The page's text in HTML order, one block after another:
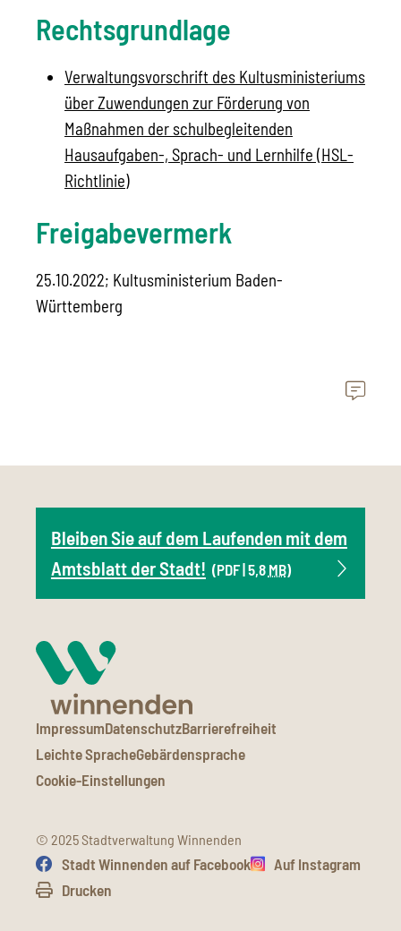
Rechtsgrundlage
Verwaltungsvorschrift des Kultusministeriums
über Zuwendungen zur Förderung von
Maßnahmen der schulbegleitenden
Hausaufgaben-, Sprach- und Lernhilfe (HSL-
Richtlinie)
Freigabevermerk
25.10.2022; Kultusministerium Baden-
Württemberg
Bleiben Sie auf dem Laufenden mit dem
Amtsblatt der Stadt! (PDF | 5,8 MB)
ImpressumDatenschutzBarrierefreiheit
Leichte SpracheGebärdensprache
Cookie-Einstellungen
© 2025 Stadtverwaltung Winnenden
Stadt Winnenden auf Facebook
Auf Instagram
Drucken